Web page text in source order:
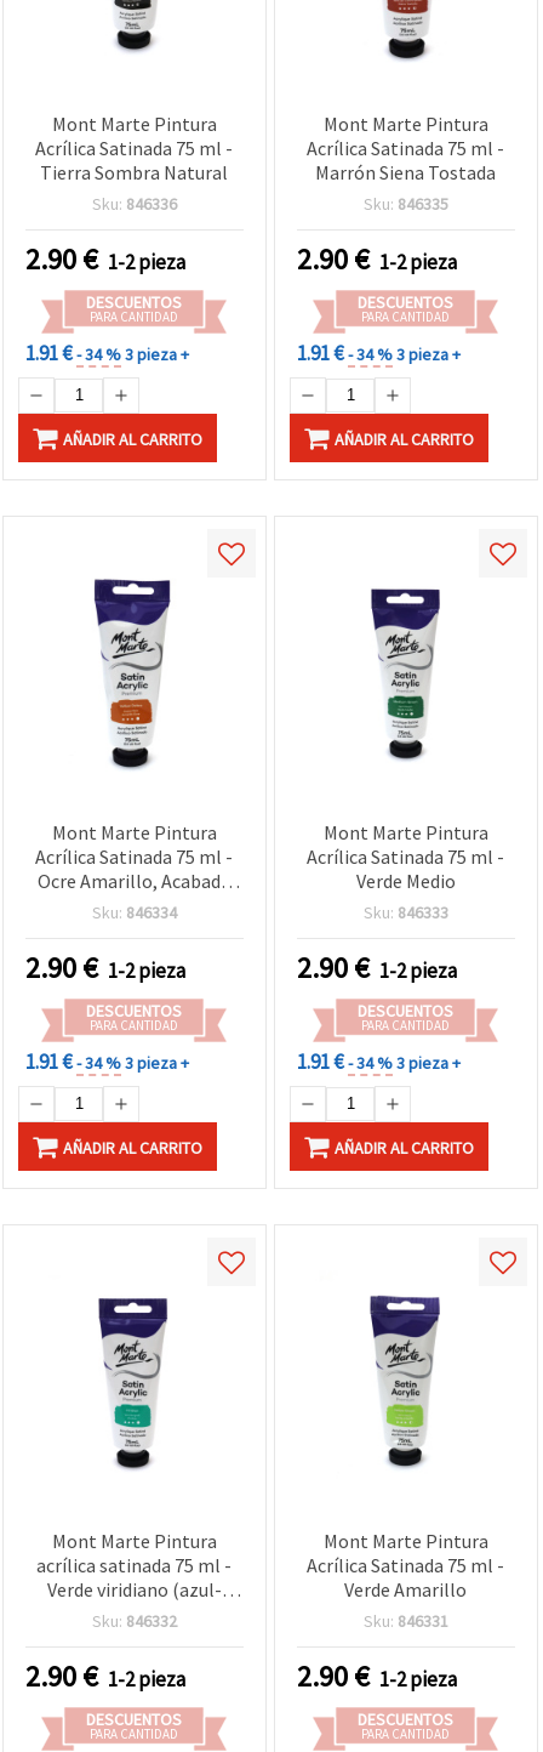
Mont Marte Pintura
Acrílica Satinada 75 ml -
Tierra Sombra Natural
Sku: 846336
2.90€ 1-2 pieza
DESCUENTOS
PARA CANTIDAD
1.91 €- 34 %3 pieza +
AÑADIR AL CARRITO
Mont Marte Pintura
Acrílica Satinada 75 ml -
Marrón Siena Tostada
Sku: 846335
2.90€ 1-2 pieza
DESCUENTOS
PARA CANTIDAD
1.91 €- 34 %3 pieza +
AÑADIR AL CARRITO
Mont Marte Pintura
Acrílica Satinada 75 ml -
Ocre Amarillo, Acabado
Satinado
Sku: 846334
2.90€ 1-2 pieza
DESCUENTOS
PARA CANTIDAD
1.91 €- 34 %3 pieza +
AÑADIR AL CARRITO
Mont Marte Pintura
Acrílica Satinada 75 ml -
Verde Medio
Sku: 846333
2.90€ 1-2 pieza
DESCUENTOS
PARA CANTIDAD
1.91 €- 34 %3 pieza +
AÑADIR AL CARRITO
Mont Marte Pintura
acrílica satinada 75 ml -
Verde viridiano (azul-
verde)
Sku: 846332
2.90€ 1-2 pieza
DESCUENTOS
PARA CANTIDAD
Mont Marte Pintura
Acrílica Satinada 75 ml -
Verde Amarillo
Sku: 846331
2.90€ 1-2 pieza
DESCUENTOS
PARA CANTIDAD